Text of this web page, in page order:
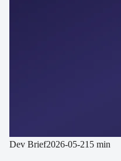
Dev Brief2026-05-21 5 min